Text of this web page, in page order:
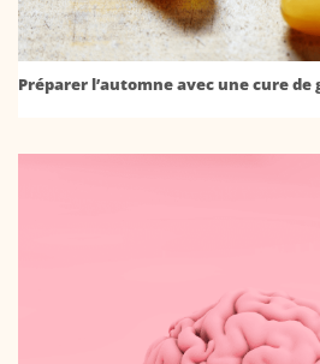
Préparer l’automne avec une cure de